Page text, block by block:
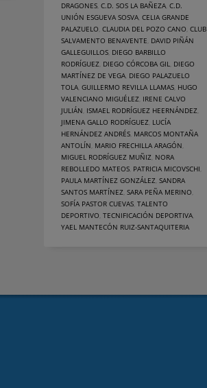
DRAGONES, C.D. SOS LA BAÑEZA, C.D.
UNIÓN ESGUEVA SOSVA, CELIA GRANDE
PALAZUELO, CLAUDIA DEL POZO CANO, CLUB
SALVAMENTO BENAVENTE, DAVID PIÑÁN
GALLEGUILLOS, DIEGO BARBILLO
RODRÍGUEZ, DIEGO CÓRCOBA GIL, DIEGO
MARTÍNEZ DE VEGA, DIEGO PALAZUELO
TOLA, GUILLERMO REVILLA LLAMAS, HUGO
VALENCIANO MIGUÉLEZ, IRENE CALVO
JULIÁN, ISMAEL RODRÍGUEZ HEERNÁNDEZ,
JIMENA GALLO RODRÍGUEZ, LUCÍA
HERNÁNDEZ ANDRÉS, MARCOS MONTAÑA
ANTOLÍN, MARIO FRECHILLA ARAGÓN,
MIGUEL RODRÍGUEZ MUÑIZ, NORA
REBOLLEDO MATEOS, PATRICIA MICOVSCHI,
PAULA MARTÍNEZ GONZÁLEZ, SANDRA
SANTOS MARTÍNEZ, SARA PEÑA MERINO,
SOFÍA PASTOR CUEVAS, TALENTO
DEPORTIVO, TECNIFICACIÓN DEPORTIVA,
YAEL MANTECÓN RUIZ-SANTAQUITERIA